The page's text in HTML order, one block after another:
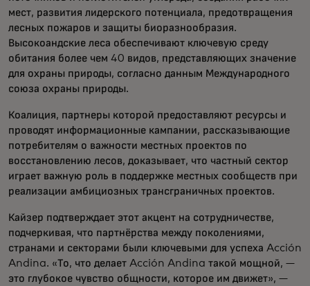
мест, развития лидерского потенциала, предотвращения
лесных пожаров и защиты биоразнообразия.
Высокоандские леса обеспечивают ключевую среду
обитания более чем 40 видов, представляющих значение
для охраны природы, согласно данным Международного
союза охраны природы.
Коалиция, партнеры которой предоставляют ресурсы и
проводят информационные кампании, рассказывающие
потребителям о важности местных проектов по
восстановлению лесов, доказывает, что частный сектор
играет важную роль в поддержке местных сообществ при
реализации амбициозных трансграничных проектов.
Кайзер подтверждает этот акцент на сотрудничестве,
подчеркивая, что партнёрства между поколениями,
странами и секторами были ключевыми для успеха Acción
Andina. «То, что делает Acción Andina такой мощной, —
это глубокое чувство общности, которое им движет», —